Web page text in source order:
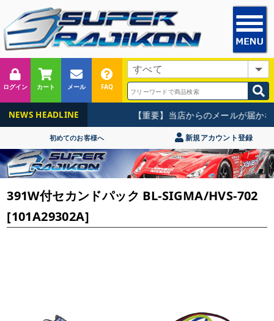
ログイン カート メール FAQ
NEWS HEADLINE 【重要】当店からのメールが届かな
初めてのお客様へ 新規アカウント登録
391W付セカンドパック BL-SIGMA/HVS-702
[101A29302A]